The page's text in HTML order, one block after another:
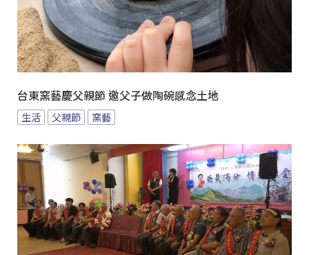
台東窯藝慶父親節 邀父子做陶碗感念土地
生活 父親節 窯藝